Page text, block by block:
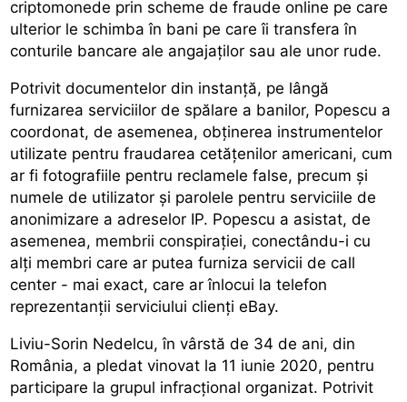
criptomonede prin scheme de fraude online pe care
ulterior le schimba în bani pe care îi transfera în
conturile bancare ale angajaților sau ale unor rude.
Potrivit documentelor din instanță, pe lângă
furnizarea serviciilor de spălare a banilor, Popescu a
coordonat, de asemenea, obținerea instrumentelor
utilizate pentru fraudarea cetățenilor americani, cum
ar fi fotografiile pentru reclamele false, precum și
numele de utilizator și parolele pentru serviciile de
anonimizare a adreselor IP. Popescu a asistat, de
asemenea, membrii conspirației, conectându-i cu
alți membri care ar putea furniza servicii de call
center - mai exact, care ar înlocui la telefon
reprezentanții serviciului clienți eBay.
Liviu-Sorin Nedelcu, în vârstă de 34 de ani, din
România, a pledat vinovat la 11 iunie 2020, pentru
participare la grupul infracțional organizat. Potrivit